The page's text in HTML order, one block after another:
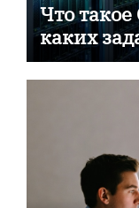
Что
каких